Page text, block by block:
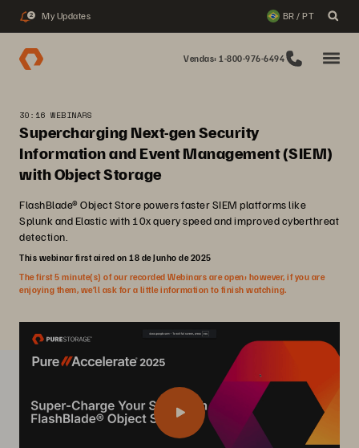
2 My Updates BR / PT
Vendas: 1-800-976-6494
30:16 WEBINARS
Supercharging Next-gen Security
Information and Event Management (SIEM)
with Object Storage
FlashBlade® Object Store powers faster SIEM platforms like
Splunk and Elastic with 10x query speed and improved cyberthreat
detection.
This webinar first aired on 18 de Junho de 2025
The first 5 minute(s) of our recorded Webinars are open; however, if you are
enjoying them, we’ll ask for a little information to finish watching.